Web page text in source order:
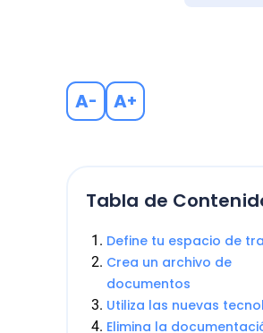
A- A+
Tabla de
Define tu espacio de
Crea un archivo de
documentos
Utiliza las nuevas
Elimina la